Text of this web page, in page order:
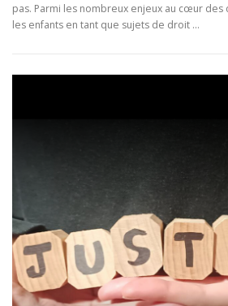
pas. Parmi les nombreux enjeux au cœur des
les enfants en tant que sujets de droit …